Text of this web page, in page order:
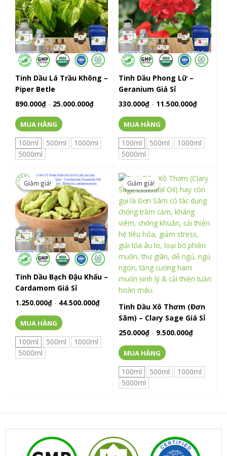
Tinh Dầu Lá Trầu Không –
Piper Betle
890.000₫ - 25.000.000₫
MUA HÀNG
100ml 500ml
1000ml
5000ml
có
nhiều
biến
thể.
Các
tùy
chọn
có
thể
được
chọn
trên
trang
sản
Tinh Dầu Phong Lữ –
Geranium Giá Sỉ
330.000₫ - 11.500.000₫
MUA HÀNG
100ml 500ml
1000ml
5000ml
có
nhiều
biến
thể.
Các
tùy
chọn
có
được
chọn
trên
trang
sản
Giảm giá!
Giảm giá!
Tinh Dầu Bạch Đậu Khấu –
Cardamom Giá Sỉ
1.250.000₫ - 44.500.000₫
MUA HÀNG
100ml 500ml
1000ml
5000ml
Sản
phẩm
này
có
nhiều
biến
thể.
Các
tùy
chọn
có
được
chọn
trên
trang
sản
Giảm giá!
Giảm giá!
Tinh Dầu Xô Thơm (Đơn
Sâm) – Clary Sage Giá Sỉ
250.000₫ - 9.500.000₫
MUA HÀNG
100ml 500ml
1000ml
5000ml
Sản
phẩm
này
có
nhiều
biến
thể.
Các
tùy
chọn
có
thể
được
chọn
trên
sản
phẩm